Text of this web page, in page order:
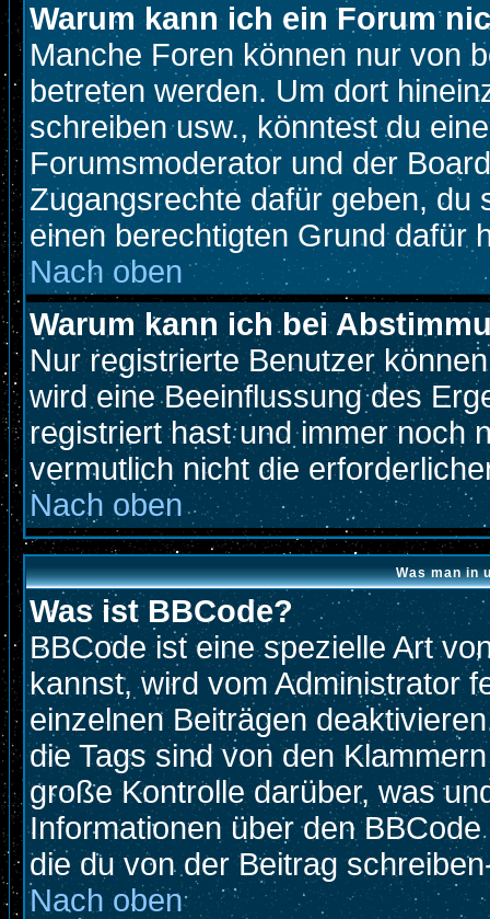
Warum kann ich ein Forum
Manche Foren können nur von
betreten werden. Um dort
schreiben usw., könntest du
Forumsmoderator und der
Zugangsrechte dafür geben, du
einen berechtigten Grund dafür
Nach oben
Warum kann ich bei
Nur registrierte Benutzer
wird eine Beeinflussung des
registriert hast und immer noch
vermutlich nicht die
Nach oben
Was man in
Was ist BBCode?
BBCode ist eine spezielle Art
kannst, wird vom Administrator
einzelnen Beiträgen
die Tags sind von den
große Kontrolle darüber, was
Informationen über den
die du von der Beitrag
Nach oben